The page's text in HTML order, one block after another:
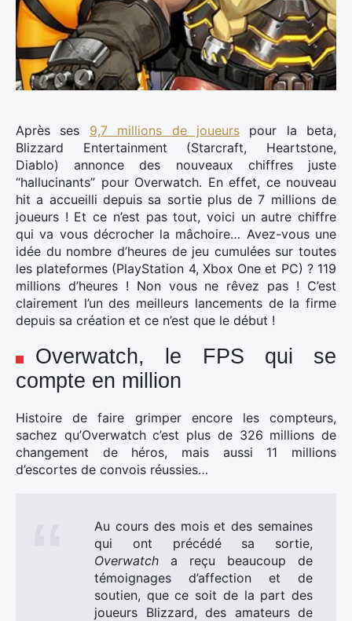
Après ses 9,7 millions de joueurspour la beta,
Blizzard Entertainment (Starcraft, Heartstone,
Diablo) annonce des nouveaux chiffres juste
“hallucinants” pour Overwatch. En effet, ce nouveau
hit a accueilli depuis sa sortie plus de 7 millions de
joueurs ! Et ce n’est pas tout, voici un autre chiffre
qui va vous décrocher la mâchoire… Avez-vous une
idée du nombre d’heures de jeu cumulées sur toutes
les plateformes (PlayStation 4, Xbox One et PC) ? 119
millions d’heures ! Non vous ne rêvez pas ! C’est
clairement l’un des meilleurs lancements de la firme
depuis sa création et ce n’est que le début !
Overwatch, le FPS qui se
compte en million
Histoire de faire grimper encore les compteurs,
sachez qu’Overwatch c’est plus de 326 millions de
changement de héros, mais aussi 11 millions
d’escortes de convois réussies…
Au cours des mois et des semaines
qui ont précédé sa sortie,
Overwatch a reçu beaucoup de
témoignages d’affection et de
soutien, que ce soit de la part des
joueurs Blizzard, des amateurs de